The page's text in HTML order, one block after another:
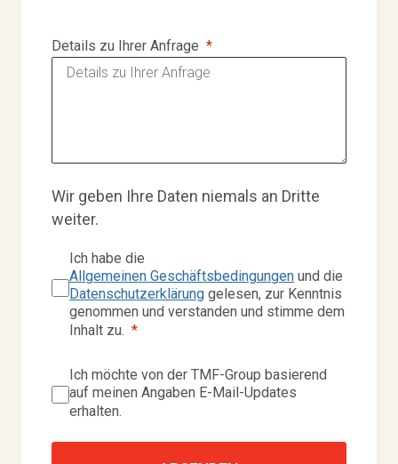
Details zu Ihrer Anfrage
Wir geben Ihre Daten niemals an Dritte
weiter.
Ich habe die
Allgemeinen Geschäftsbedingungen und die
Datenschutzerklärung gelesen, zur Kenntnis
genommen und verstanden und stimme dem
Inhalt zu.
Ich möchte von der TMF-Group basierend
auf meinen Angaben E-Mail-Updates
erhalten.